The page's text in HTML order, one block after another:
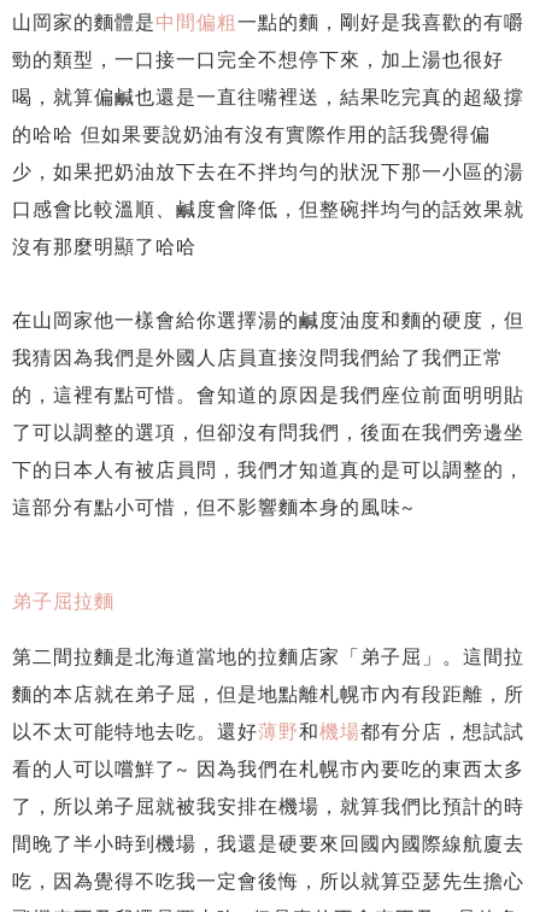
山岡家的麵體是中間偏粗一點的麵，剛好是我喜歡的有嚼
勁的類型，一口接一口完全不想停下來，加上湯也很好
喝，就算偏鹹也還是一直往嘴裡送，結果吃完真的超級撐
的哈哈 但如果要說奶油有沒有實際作用的話我覺得偏
少，如果把奶油放下去在不拌均勻的狀況下那一小區的湯
口感會比較溫順、鹹度會降低，但整碗拌均勻的話效果就
沒有那麼明顯了哈哈
在山岡家他一樣會給你選擇湯的鹹度油度和麵的硬度，但
我猜因為我們是外國人店員直接沒問我們給了我們正常
的，這裡有點可惜。會知道的原因是我們座位前面明明貼
了可以調整的選項，但卻沒有問我們，後面在我們旁邊坐
下的日本人有被店員問，我們才知道真的是可以調整的，
這部分有點小可惜，但不影響麵本身的風味~
弟子屈拉麵
第二間拉麵是北海道當地的拉麵店家「弟子屈」。這間拉
麵的本店就在弟子屈，但是地點離札幌市內有段距離，所
以不太可能特地去吃。還好薄野和機場都有分店，想試試
看的人可以嚐鮮了~ 因為我們在札幌市內要吃的東西太多
了，所以弟子屈就被我安排在機場，就算我們比預計的時
間晚了半小時到機場，我還是硬要來回國內國際線航廈去
吃，因為覺得不吃我一定會後悔，所以就算亞瑟先生擔心